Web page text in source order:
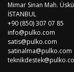
Mimar Sinan Mah.
İSTANBUL
+90 (850) 307 07 85
info@pulko.com
satis@pulko.com
satinalma@pulko.com